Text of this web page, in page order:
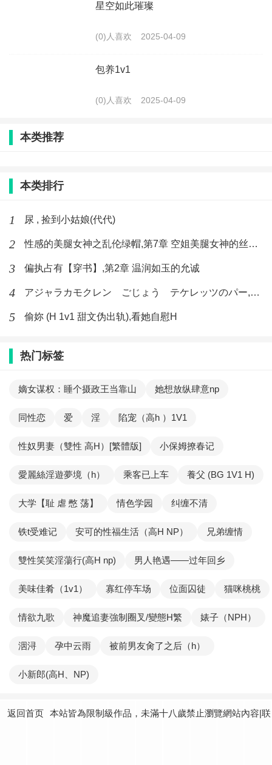
星空如此璀璨
(0)人喜欢 2025-04-09
包养1v1
(0)人喜欢 2025-04-09
本类推荐
本类排行
1 尿 , 捡到小姑娘(代代)
2 性感的美腿女神之乱伦绿帽,第7章 空姐美腿女神的丝袜足交
3 偏执占有【穿书】,第2章 温润如玉的允诚
4 アジャラカモクレン ごじょう テケレッツのパー,【No. 42 Rube Goldberg Machine】十四
5 偷妳 (H 1v1 甜文伪出轨),看她自慰H
热门标签
嫡女谋权：睡个摄政王当靠山 她想放纵肆意np
同性恋 爱 淫 陷宠（高h ）1V1
性奴男妻（雙性 高H）[繁體版] 小保姆撩春记
愛麗絲淫遊夢境（h） 乘客已上车 養父 (BG 1V1 H)
大学【耻 虐 憋 荡】 情色学园 纠缠不清
铁t受难记 安可的性福生活（高H NP） 兄弟缠情
雙性笑笑淫蕩行(高H np) 男人艳遇——过年回乡
美味佳肴（1v1） 寡红停车场 位面囚徒 猫咪桃桃
情欲九歌 神魔追妻強制圈叉/變態H繁 婊子（NPH）
洇浔 孕中云雨 被前男友肏了之后（h）
小新郎(高H、NP)
返回首页 本站皆為限制級作品，未滿十八歲禁止瀏覽網站內容|联